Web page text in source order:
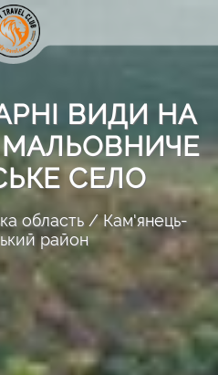
ВИДИ НА
МАЛЬОВНИЧЕ
СЕЛО
область
Кам'янець-
район